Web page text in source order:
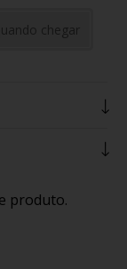
chegar
produto.